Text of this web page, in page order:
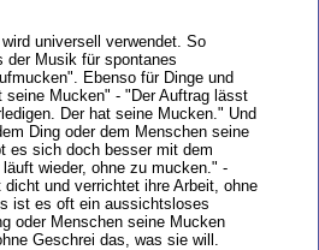
universell verwendet. So
der Musik für spontanes
Ebenso für Dinge und
seine Mucken" - "Der Auftrag lässt
Der hat seine Mucken." Und
Ding oder dem Menschen seine
es sich doch besser mit dem
wieder, ohne zu mucken." -
und verrichtet ihre Arbeit, ohne
ist es oft ein aussichtsloses
oder Menschen seine Mucken
Geschrei das, was sie will.